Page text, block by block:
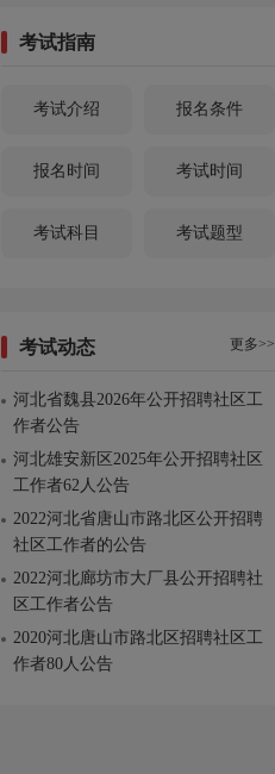
考试指南
考试介绍 报名条件
报名时间 考试时间
考试科目 考试题型
考试动态 更多>>
河北省魏县2026年公开招聘社区工
作者公告
河北雄安新区2025年公开招聘社区
工作者62人公告
2022河北省唐山市路北区公开招聘
社区工作者的公告
2022河北廊坊市大厂县公开招聘社
区工作者公告
2020河北唐山市路北区招聘社区工
作者80人公告